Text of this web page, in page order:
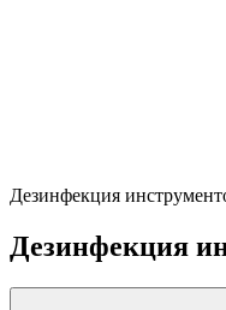
Дезинфекция
Дезинфекция